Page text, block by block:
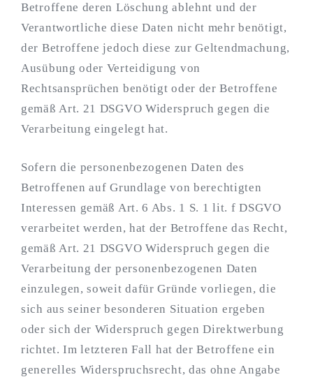
Betroffene deren Löschung ablehnt und der
Verantwortliche diese Daten nicht mehr benötigt,
der Betroffene jedoch diese zur Geltendmachung,
Ausübung oder Verteidigung von
Rechtsansprüchen benötigt oder der Betroffene
gemäß Art. 21 DSGVO Widerspruch gegen die
Verarbeitung eingelegt hat.
Sofern die personenbezogenen Daten des
Betroffenen auf Grundlage von berechtigten
Interessen gemäß Art. 6 Abs. 1 S. 1 lit. f DSGVO
verarbeitet werden, hat der Betroffene das Recht,
gemäß Art. 21 DSGVO Widerspruch gegen die
Verarbeitung der personenbezogenen Daten
einzulegen, soweit dafür Gründe vorliegen, die
sich aus seiner besonderen Situation ergeben
oder sich der Widerspruch gegen Direktwerbung
richtet. Im letzteren Fall hat der Betroffene ein
generelles Widerspruchsrecht, das ohne Angabe